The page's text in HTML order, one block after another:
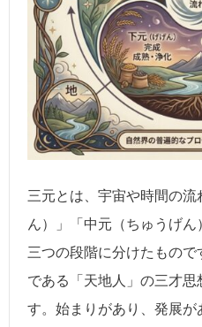
三元とは、宇宙や時間の
ん）」「中元（ちゅうげ
三つの段階に分けたもの
である「天地人」の三才思
す。始まりがあり、発展